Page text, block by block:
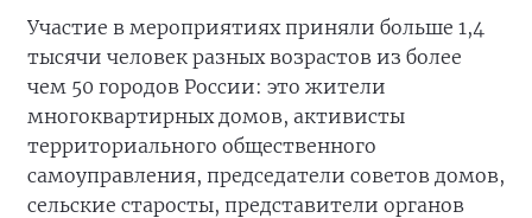
Участие в мероприятиях приняли больше 1,4
тысячи человек разных возрастов из более
чем 50 городов России: это жители
многоквартирных домов, активисты
территориального общественного
самоуправления, председатели советов домов,
сельские старосты, представители органов